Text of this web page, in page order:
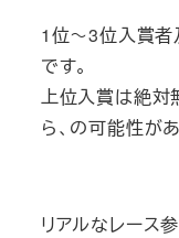
1位～3位入賞者
です。
上位入賞は絶対
ら、の可能性が
リアルなレース